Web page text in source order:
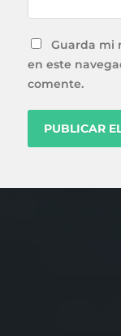
Guarda mi
en este
comente.